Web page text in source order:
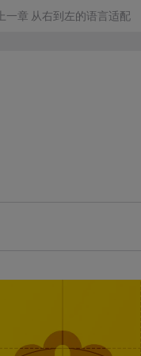
上一章 从右到左的语言适配